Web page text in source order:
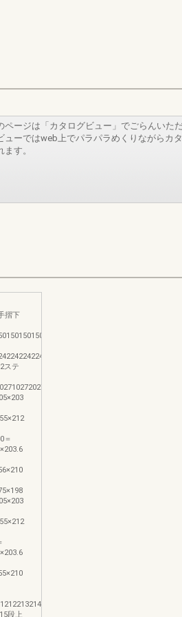
ページは「カタログビュー」でごらんいた
ューではweb上でパラパラめくりながらカ
ます。
摺下
ステ
＝
段上